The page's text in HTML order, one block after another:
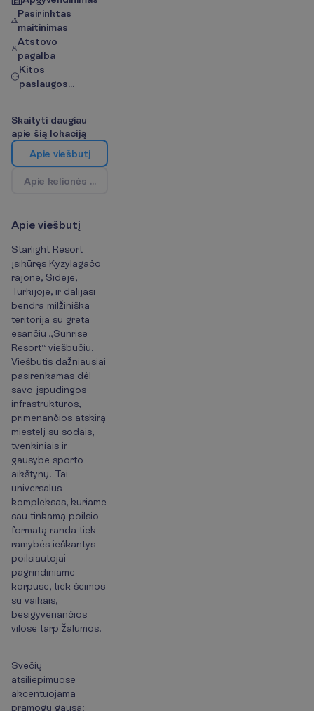
Pasirinktas
maitinimas
Atstovo
pagalba
Kitos
paslaugos...
Skaityti daugiau
apie šią lokaciją
Apie viešbutį
Apie kelionės kr
Apie viešbutį
Starlight Resort
įsikūręs Kyzylagačo
rajone, Sidėje,
Turkijoje, ir dalijasi
bendra milžiniška
teritorija su greta
esančiu „Sunrise
Resort“ viešbučiu.
Viešbutis dažniausiai
pasirenkamas dėl
savo įspūdingos
infrastruktūros,
primenančios atskirą
miestelį su sodais,
tvenkiniais ir
gausybe sporto
aikštynų. Tai
universalus
kompleksas, kuriame
sau tinkamą poilsio
formatą randa tiek
ramybės ieškantys
poilsiautojai
pagrindiniame
korpuse, tiek šeimos
su vaikais,
besigyvenančios
vilose tarp žalumos.
Svečių
atsiliepimuose
akcentuojama
pramogų gausa: